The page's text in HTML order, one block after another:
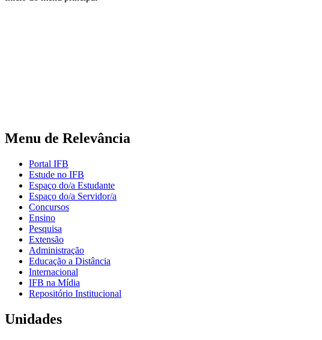
Menu de Relevância
Portal IFB
Estude no IFB
Espaço do/a Estudante
Espaço do/a Servidor/a
Concursos
Ensino
Pesquisa
Extensão
Administração
Educação a Distância
Internacional
IFB na Mídia
Repositório Institucional
Unidades